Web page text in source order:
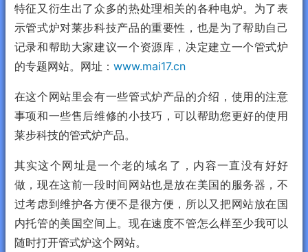
特征又衍生出了众多的热处理相关的各种电炉。为了表
示管式炉对莱步科技产品的重要性，也是为了帮助自己
记录和帮助大家建议一个资源库，决定建立一个管式炉
的专题网站。网址： www.mai17.cn
在这个网站里会有一些管式炉产品的介绍，使用的注意
事项和一些售后维修的小技巧，可以帮助您更好的使用
莱步科技的管式炉产品。
其实这个网址是一个老的域名了，内容一直没有好好
做，现在这前一段时间网站也是放在美国的服务器，不
过考虑到维护各方便不是很方便，所以又把网站放在国
内托管的美国空间上。现在速度不管怎么样至少我可以
随时打开管式炉这个网站。